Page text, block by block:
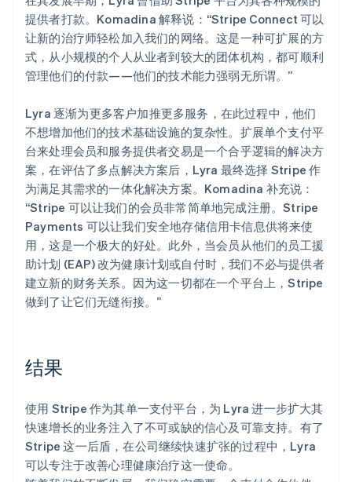
提供者打款。Komadina 解释说：“Stripe Connect 可以
让新的治疗师轻松加入我们的网络。这是一种可扩展的方
式，从小规模的个人从业者到较大的团体机构，都可顺利
管理他们的付款——他们的技术能力强弱无所谓。”
Lyra 逐渐为更多客户加推更多服务，在此过程中，他们
不想增加他们的技术基础设施的复杂性。扩展单个支付平
台来处理会员和服务提供者交易是一个合乎逻辑的解决方
案，在评估了多点解决方案后，Lyra 最终选择 Stripe 作
为满足其需求的一体化解决方案。Komadina 补充说：
“Stripe 可以让我们的会员非常简单地完成注册。Stripe
Payments 可以让我们安全地存储信用卡信息供将来使
用，这是一个极大的好处。此外，当会员从他们的员工援
助计划 (EAP) 改为健康计划或自付时，我们不必与提供者
建立新的财务关系。因为这一切都在一个平台上，Stripe
做到了让它们无缝衔接。”
结果
使用 Stripe 作为其单一支付平台，为 Lyra 进一步扩大其
快速增长的业务注入了不可或缺的信心及可靠支持。有了
Stripe 这一后盾，在公司继续快速扩张的过程中，Lyra
可以专注于改善心理健康治疗这一使命。